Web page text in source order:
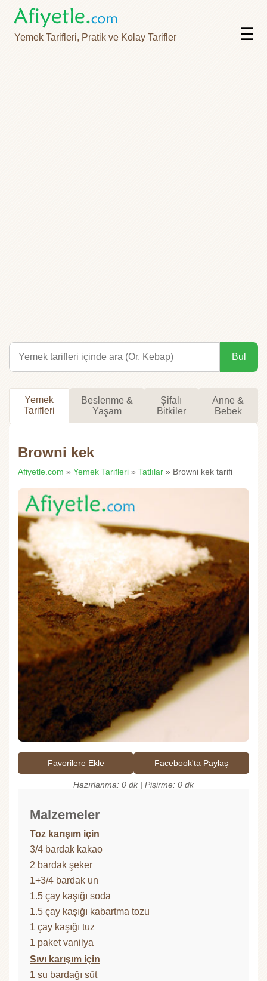
Yemek Tarifleri, Pratik ve Kolay Tarifler ☰
Bul
Yemek
Tarifleri
Beslenme &
Yaşam
Şifalı
Bitkiler
Anne &
Bebek
Browni kek
Afiyetle.com » Yemek Tarifleri » Tatlılar » Browni kek tarifi
Favorilere Ekle Facebook'ta Paylaş
Hazırlanma: 0 dk | Pişirme: 0 dk
Malzemeler
Toz karışım için
3/4 bardak kakao
2 bardak şeker
1+3/4 bardak un
1.5 çay kaşığı soda
1.5 çay kaşığı kabartma tozu
1 çay kaşığı tuz
1 paket vanilya
Sıvı karışım için
1 su bardağı süt